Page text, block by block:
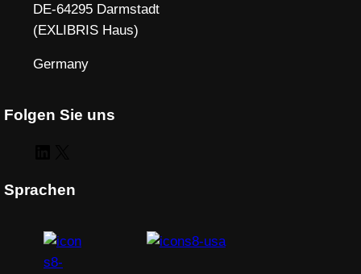
DE-64295 Darmstadt
(EXLIBRIS Haus)
Germany
Folgen Sie uns
Sprachen